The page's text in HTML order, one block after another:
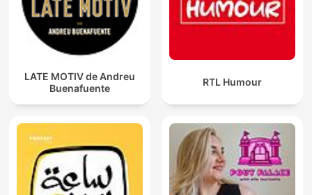
LATE MOTIV de Andreu
Buenafuente
RTL Humour